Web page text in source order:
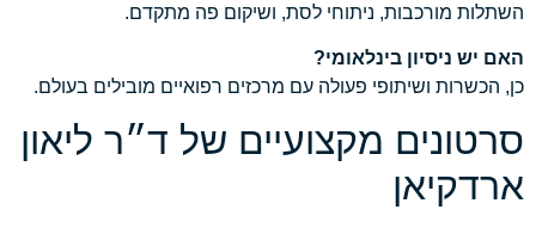
השתלות מורכבות, ניתוחי לסת, ושיקום פה מתקדם.
האם יש ניסיון בינלאומי?
כן, הכשרות ושיתופי פעולה עם מרכזים רפואיים מובילים בעולם.
סרטונים מקצועיים של ד״ר ליאון
ארדקיאן